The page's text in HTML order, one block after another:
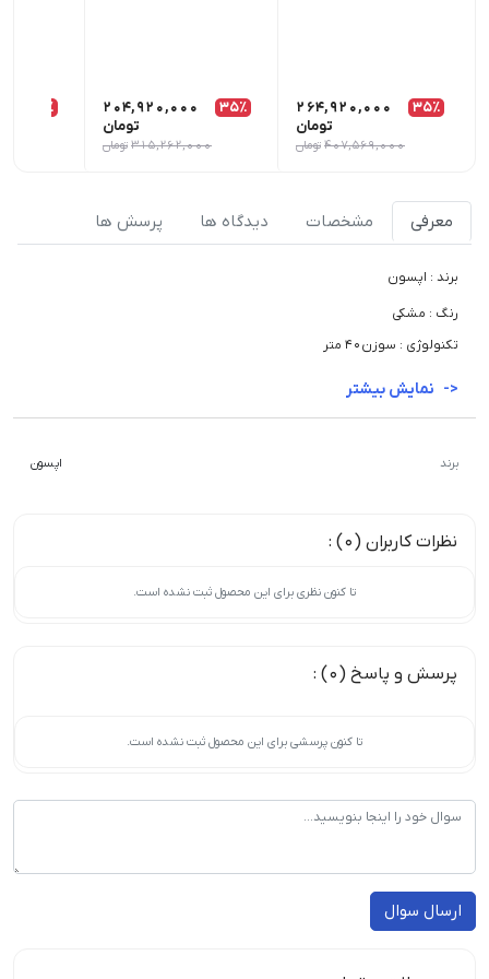
35٪
264,920,000
تومان
407,569,000 تومان
35٪
204,920,000
تومان
315,262,000 تومان
35٪
معرفی مشخصات دیدگاه ها پرسش ها
برند : اپسون
رنگ : مشکی
تکنولوژی : سوزن40 متر
برند اپسون
نظرات کاربران (0) :
تا کنون نظری برای این محصول ثبت نشده است.
پرسش و پاسخ (0) :
تا کنون پرسشی برای این محصول ثبت نشده است.
ارسال سوال